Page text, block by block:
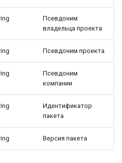
Псевдоним
владельца проекта
Псевдоним проекта
Псевдоним
компании
Идентификатор
пакета
Версия пакета